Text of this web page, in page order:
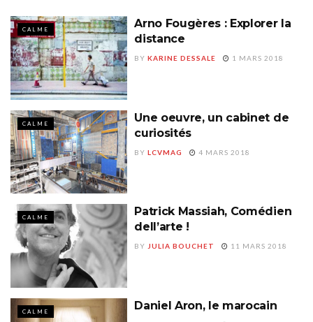
CALME
Arno Fougères : Explorer la
distance
BY KARINE DESSALE 1 MARS 2018
CALME
Une oeuvre, un cabinet de
curiosités
BY LCVMAG 4 MARS 2018
CALME
Patrick Massiah, Comédien
dell’arte !
BY JULIA BOUCHET 11 MARS 2018
CALME Daniel Aron, le marocain